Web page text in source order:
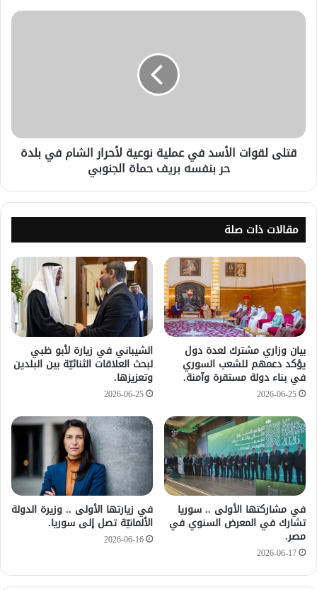
قتلى لقوات الأسد في عملية نوعية لأحرار الشام في بلدة
حر بنفسه بريف حماة الجنوبي
مقالات ذات صلة
بيان وزاري مشترك لعدة دول
يؤكد دعمهم للشعب السوري
في بناء دولة مستقرة وآمنة.
2026-06-25
الشيباني في زيارة لأبو ظبي
لبحث العلاقات الثنائيّة بين البلدين
وتعزيزها.
2026-06-25
في مشاركتها الأولى .. سوريا
تشارك في المعرض السنوي في
مصر.
2026-06-17
في زيارتها الأولى .. وزيرة الدولة
الألمانيّة تصل إلى سوريا.
2026-06-16